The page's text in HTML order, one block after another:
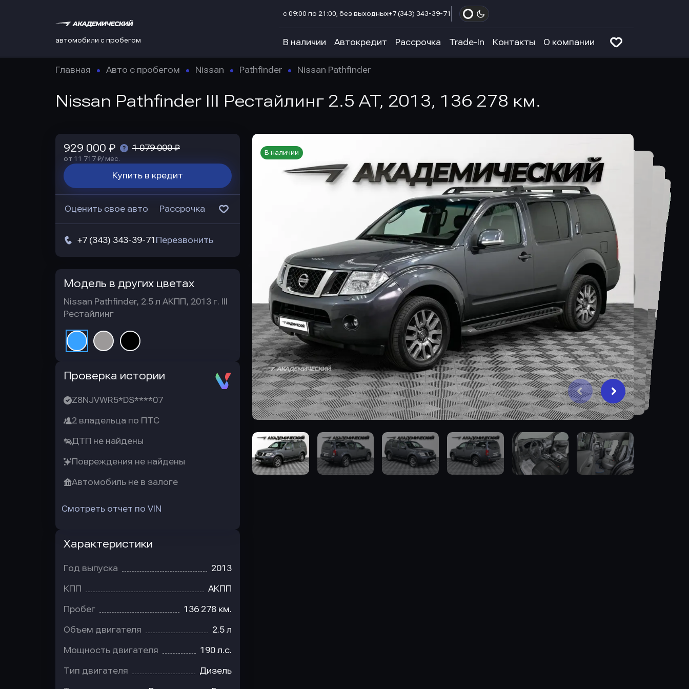
автомобили с пробегом
с 09:00 по 21:00, без выходных+7 (343) 343-39-71
В наличии Автокредит Рассрочка Trade-In Контакты О компании
Главная Авто с пробегом Nissan Pathfinder Nissan Pathfinder
Nissan Pathfinder III Рестайлинг 2.5 AT, 2013, 136 278 км.
В наличии
929 000 ₽ 1 079 000 ₽
от 11 717 ₽/ мес.
Купить в кредит
Оценить свое авто Рассрочка
+7 (343) 343-39-71 Перезвонить
Модель в других цветах
Nissan Pathfinder, 2.5 л АКПП, 2013 г. III
Рестайлинг
Проверка истории
Z8NJVWR5*DS****07
2 владельца по ПТС
ДТП не найдены
Повреждения не найдены
Автомобиль не в залоге
Смотреть отчет по VIN
Характеристики
Год выпуска 2013
КПП АКПП
Пробег 136 278 км.
Объем двигателя 2.5 л
Мощность двигателя 190 л.с.
Тип двигателя Дизель